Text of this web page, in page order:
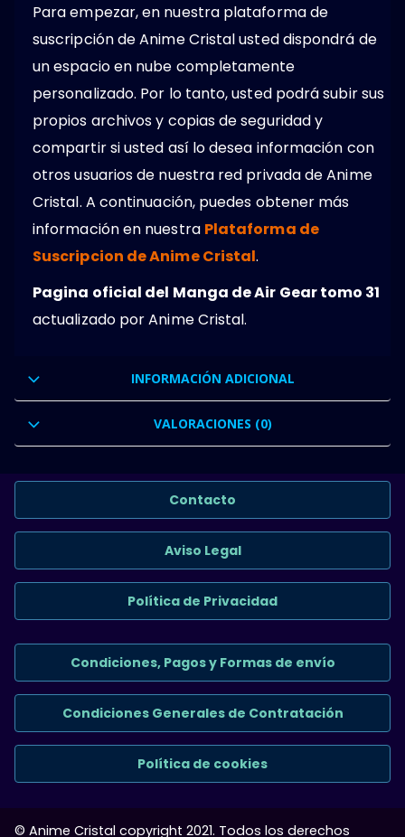
Para empezar, en nuestra plataforma de
suscripción de Anime Cristal usted dispondrá de
un espacio en nube completamente
personalizado. Por lo tanto, usted podrá subir sus
propios archivos y copias de seguridad y
compartir si usted así lo desea información con
otros usuarios de nuestra red privada de Anime
Cristal. A continuación, puedes obtener más
información en nuestra Plataforma de
Suscripcion de Anime Cristal.
Pagina oficial del Manga de Air Gear tomo 31
actualizado por Anime Cristal.
INFORMACIÓN ADICIONAL
VALORACIONES (0)
Contacto
Aviso Legal
Política de Privacidad
Condiciones, Pagos y Formas de envío
Condiciones Generales de Contratación
Política de cookies
© Anime Cristal copyright 2021. Todos los derechos